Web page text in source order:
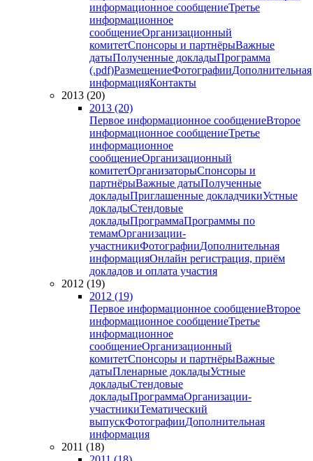
информационное сообщениеТретье
информационное
сообщениеОрганизационный
комитетСпонсоры и партнёрыВажные
датыПолученные докладыПрограмма
(.pdf)РазмещениеФотографииДополнительная
информацияКонтакты
2013 (20)
2013 (20)
Первое информационное сообщениеВторое
информационное сообщениеТретье
информационное
сообщениеОрганизационный
комитетОрганизаторыСпонсоры и
партнёрыВажные датыПолученные
докладыПриглашенные докладчикиУстные
докладыСтендовые
докладыПрограммаПрограммы по
темамОрганизации-
участникиФотографииДополнительная
информацияОнлайн регистрация, приём
докладов и оплата участия
2012 (19)
2012 (19)
Первое информационное сообщениеВторое
информационное сообщениеТретье
информационное
сообщениеОрганизационный
комитетСпонсоры и партнёрыВажные
датыПленарные докладыУстные
докладыСтендовые
докладыПрограммаОрганизации-
участникиТематический
выпускФотографииДополнительная
информация
2011 (18)